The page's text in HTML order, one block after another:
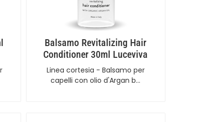
Balsamo Revitalizing Hair
Conditioner 30ml Luceviva
Linea cortesia - Balsamo per
capelli con olio d'Argan b…